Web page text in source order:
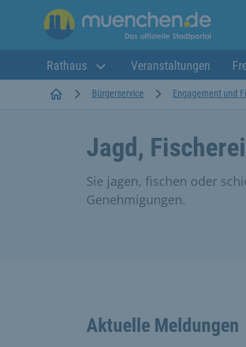
Rathaus Veranstaltungen
StartseiteBürgerservice Engagement und
Jagd,
Sie jagen, fischen oder
Genehmigungen.
Aktuelle Meldungen